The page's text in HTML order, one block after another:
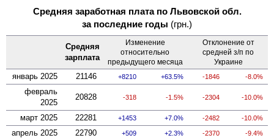
Средняя заработная плата по Львовской обл.
за последние годы (грн.)
Средняя
зарплата
Изменение
относительно
предыдущего месяца
Отклонение от
средней з/п по
Украине
январь 2025 21146 8210 63.5% -1846 -8.0%
февраль
2025
20828 -318 -1.5% -2304 -10.0%
март 2025 22281 1453 7.0% -2482 -10.0%
апрель 2025 22790 509 2.3% -2370 -9.4%